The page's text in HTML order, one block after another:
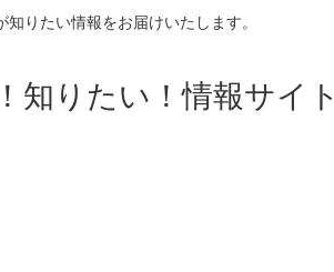
知りたい情報をお届けいたします。
知りたい！情報サイト